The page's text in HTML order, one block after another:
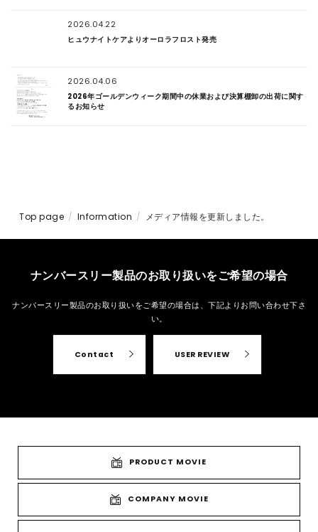
2026.04.22
ヒュウナイトケアよりオーロラフロスト発売
2026.04.06
2026年ゴールデンウィーク期間中の休業および決算棚卸の出荷に関す
るお知らせ
Top page Information メディア情報を更新しました。
ナンバースリー製品のお取り扱いをご希望の場合
ナンバースリー製品のお取り扱いをご希望の場合は、 下記よりお問い合わせ下さ
い。
Contact USER REVIEW
PRODUCT MOVIE
COMPANY MOVIE